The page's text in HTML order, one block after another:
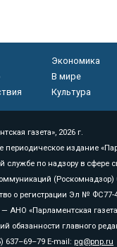
Экономика
В мире
Культура
газета», 2026 г.
периодическое издание
службе по надзору в сфере
(Роскомнадзор)
о регистрации Эл № ФС77-
АНО «Парламентская
обязанности главного
637–69–79 E-mail: pg@pnp.ru